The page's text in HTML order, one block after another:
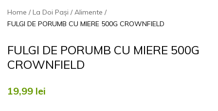
Home La Doi Pași
Alimente
FULGI DE PORUMB CU MIERE 500G CROWNFIELD
FULGI DE PORUMB CU MIERE 500G
CROWNFIELD
19,99 lei